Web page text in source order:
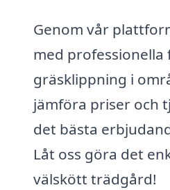
Genom vår
med
gräsklippning i
jämföra priser och
det bästa
Låt oss göra det
välskött trädgård!